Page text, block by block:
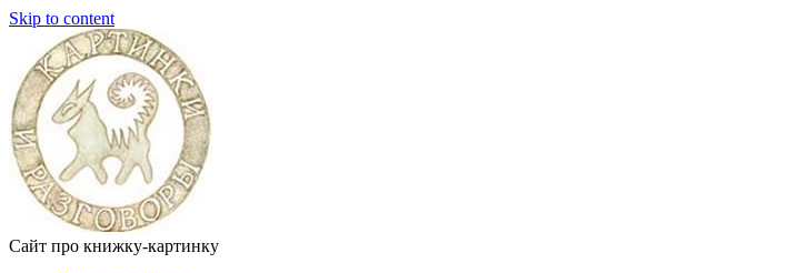
Skip to content
Сайт про книжку-картинку